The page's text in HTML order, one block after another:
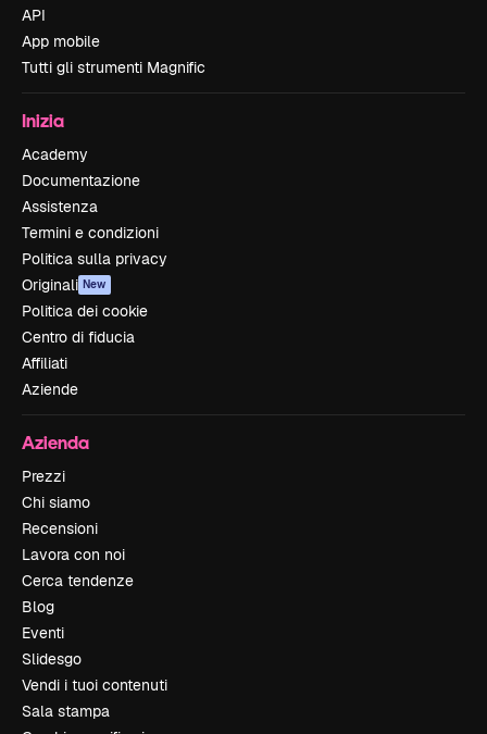
API
App mobile
Tutti gli strumenti Magnific
Inizia
Academy
Documentazione
Assistenza
Termini e condizioni
Politica sulla privacy
Originali New
Politica dei cookie
Centro di fiducia
Affiliati
Aziende
Azienda
Prezzi
Chi siamo
Recensioni
Lavora con noi
Cerca tendenze
Blog
Eventi
Slidesgo
Vendi i tuoi contenuti
Sala stampa